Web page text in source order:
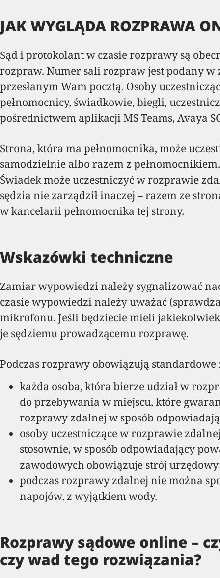
JAK WYGLĄDA ROZPRAWA
Sąd i protokolant w czasie rozprawy są
rozpraw. Numer sali rozpraw jest podany
przesłanym Wam pocztą. Osoby
pełnomocnicy, świadkowie, biegli,
pośrednictwem aplikacji MS Teams, Avaya
Strona, która ma pełnomocnika, może
samodzielnie albo razem z
Świadek może uczestniczyć w rozprawie
sędzia nie zarządził inaczej – razem ze
w kancelarii pełnomocnika tej strony.
Wskazówki techniczne
Zamiar wypowiedzi należy sygnalizować
czasie wypowiedzi należy uważać
mikrofonu. Jeśli będziecie mieli jakiekolwiek
je sędziemu prowadzącemu rozprawę.
Podczas rozprawy obowiązują standardowe
każda osoba, która bierze udział w
do przebywania w miejscu, które
rozprawy zdalnej w sposób
osoby uczestniczące w rozprawie
stosownie, w sposób odpowiadający
zawodowych obowiązuje strój
podczas rozprawy zdalnej nie można
napojów, z wyjątkiem wody.
Rozprawy sądowe online –
czy wad tego rozwiązania?